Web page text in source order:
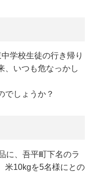
学校生徒の行き帰り
、いつも危なっかし
でしょうか？
に、吾平町下名のラ
米10kgを5名様にとの